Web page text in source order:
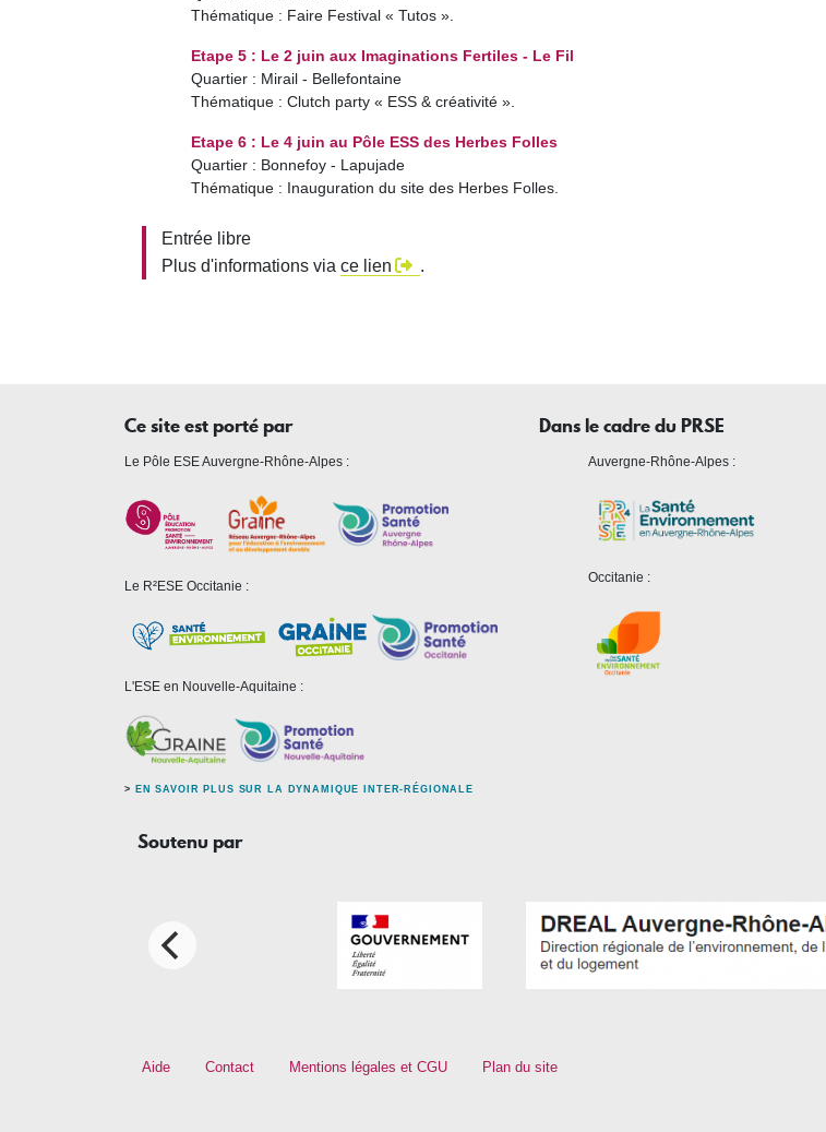
Thématique : Faire Festival « Tutos ».
Etape 5 : Le 2 juin aux Imaginations Fertiles - Le Fil
Quartier : Mirail - Bellefontaine
Thématique : Clutch party « ESS & créativité ».
Etape 6 : Le 4 juin au Pôle ESS des Herbes Folles
Quartier : Bonnefoy - Lapujade
Thématique : Inauguration du site des Herbes Folles.
Entrée libre
Plus d'informations via ce lien .
Ce site est porté par
Le Pôle ESE Auvergne-Rhône-Alpes :
Le R²ESE Occitanie :
L'ESE en Nouvelle-Aquitaine :
> EN SAVOIR PLUS SUR LA DYNAMIQUE INTER-RÉGIONALE
Dans le cadre du PRSE
Auvergne-Rhône-Alpes :
Occitanie :
Soutenu par
Aide Contact Mentions légales et CGU Plan du site